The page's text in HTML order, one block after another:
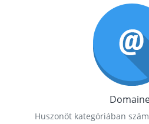
Huszonöt kategóriában